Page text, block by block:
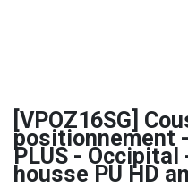
[VPOZ16SG]
positionnement -
PLUS - Occipital
housse PU HD